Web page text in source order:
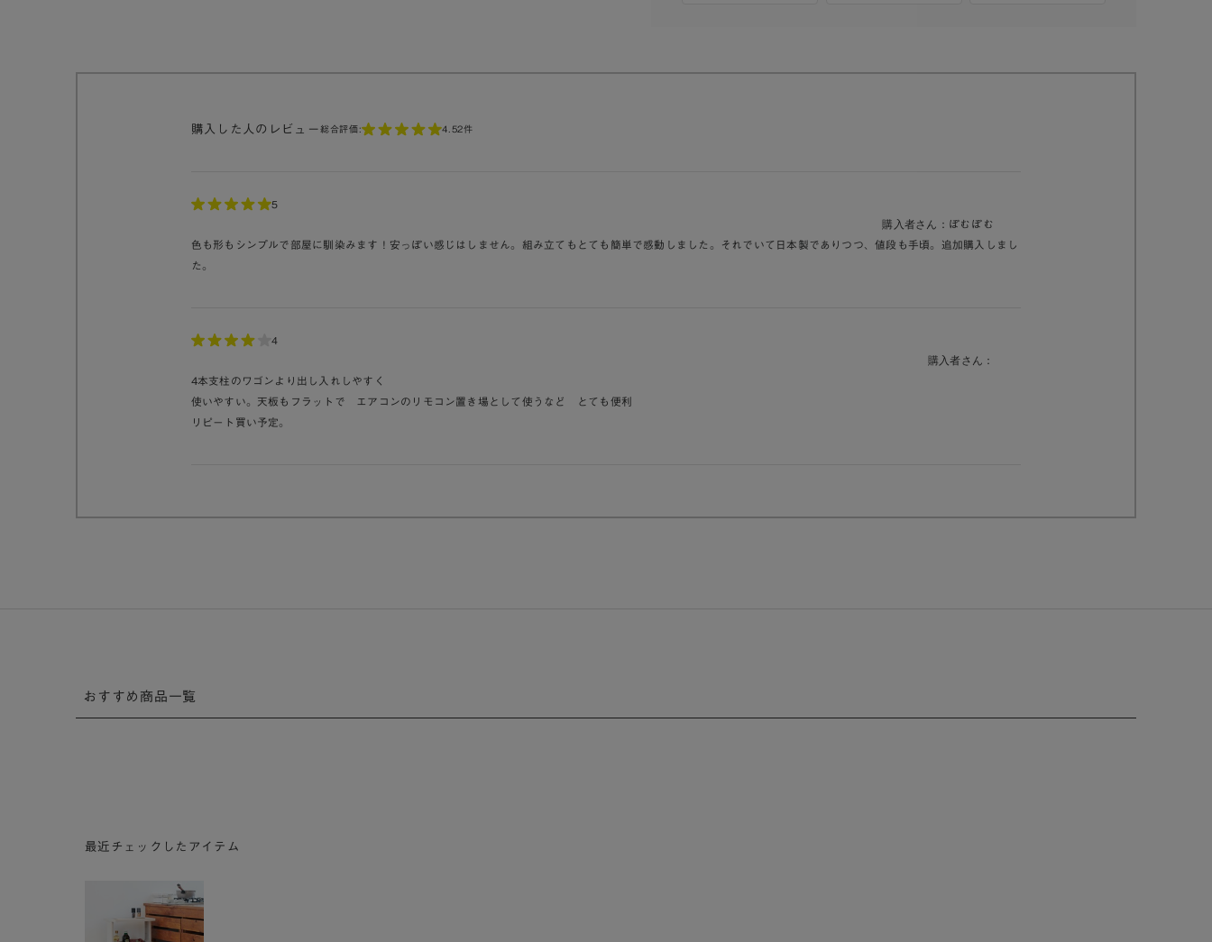
購入した人のレビュー総合評価: 4.52件
5
色も形もシンプルで部屋に馴染みます！安っぽい感じはしません。組み立てもとても簡単で感動しました。それでいて日本製でありつつ、値段も手頃。追加購入しまし
た。
購入者さん： ぽむぽむ
4
4本支柱のワゴンより出し入れしやすく
使いやすい。天板もフラットで エアコンのリモコン置き場として使うなど とても便利
リピート買い予定。
購入者さん：
おすすめ商品一覧
最近チェックしたアイテム